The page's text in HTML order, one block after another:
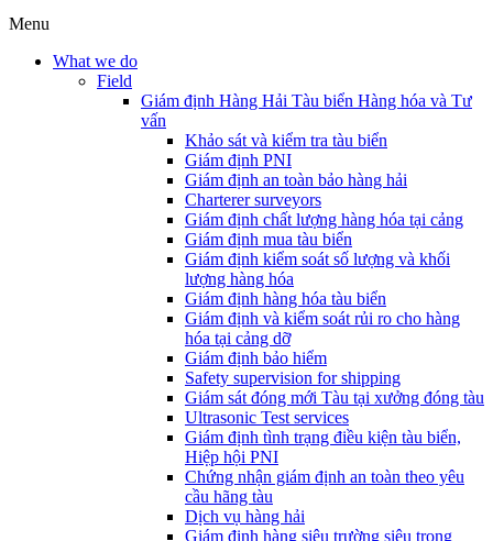
Menu
What we do
Field
Giám định Hàng Hải Tàu biển Hàng hóa và Tư
vấn
Khảo sát và kiểm tra tàu biển
Giám định PNI
Giám định an toàn bảo hàng hải
Charterer surveyors
Giám định chất lượng hàng hóa tại cảng
​Giám định mua tàu biển
Giám định kiểm soát số lượng và khối
lượng hàng hóa
Giám định hàng hóa tàu biển
Giám định và kiểm soát rủi ro cho hàng
hóa tại cảng dỡ
Giám định bảo hiểm
Safety supervision for shipping
Giám sát đóng mới Tàu tại xưởng đóng tàu
Ultrasonic Test services
Giám định tình trạng điều kiện tàu biển,
Hiệp hội PNI
Chứng nhận giám định an toàn theo yêu
cầu hãng tàu
Dịch vụ hàng hải
Giám định hàng siêu trường siêu trọng